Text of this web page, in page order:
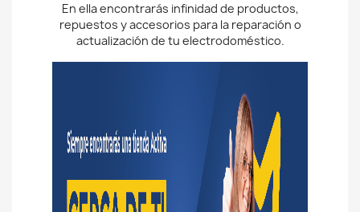
En ella encontrarás infinidad de productos,
repuestos y accesorios para la reparación o
actualización de tu electrodoméstico.